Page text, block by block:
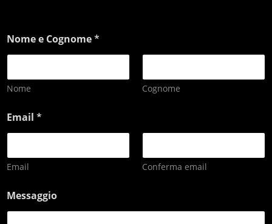
Nome e Cognome*
Nome Cognome
Email *
Email Conferma email
Messaggio